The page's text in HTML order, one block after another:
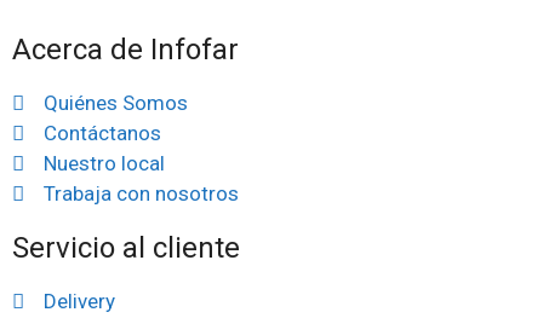
Acerca de Infofar
Quiénes Somos
Contáctanos
Nuestro local
Trabaja con nosotros
Servicio al cliente
Delivery